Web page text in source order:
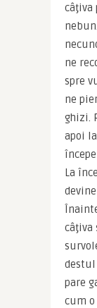
câţiva
ne
spre
ne
ghizi.
apoi
La
câţiva
destul
pare
cum o